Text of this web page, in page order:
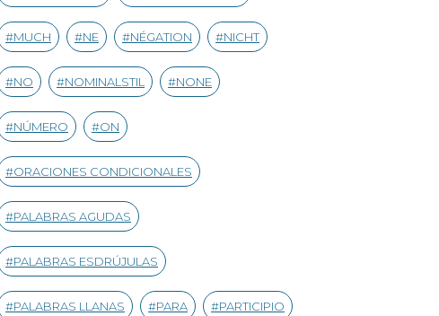
MUCH NE NÉGATION NICHT
NO NOMINALSTIL NONE
NÚMERO ON
ORACIONES CONDICIONALES
PALABRAS AGUDAS
PALABRAS ESDRÚJULAS
PALABRAS LLANAS PARA PARTICIPIO